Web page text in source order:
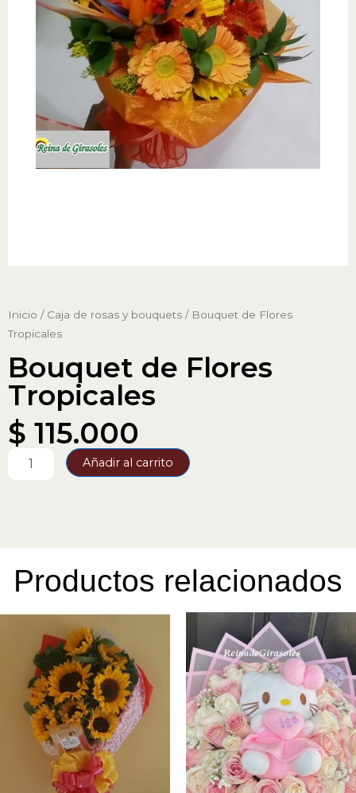
Inicio / Caja de rosas y bouquets / Bouquet de Flores
Tropicales
Bouquet de Flores
Tropicales
$ 115.000
Añadir al carrito
Productos relacionados